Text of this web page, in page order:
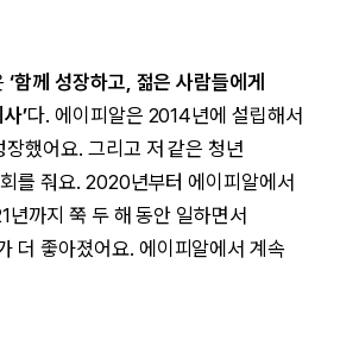
‘함께 성장하고, 젊은 사람들에게
’다. 에이피알은 2014년에 설립해서
했어요. 그리고 저 같은 청년
를 줘요. 2020년부터 에이피알에서
년까지 쭉 두 해 동안 일하면서
더 좋아졌어요. 에이피알에서 계속